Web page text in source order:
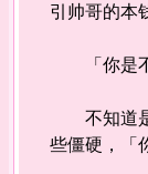
引帅哥的本
「你是不
不知道是
些僵硬，「